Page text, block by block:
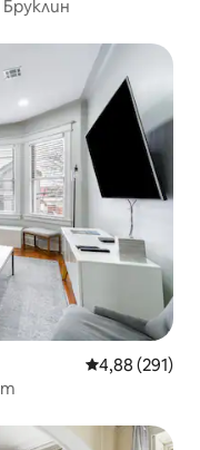
Средна
4,88 (291)